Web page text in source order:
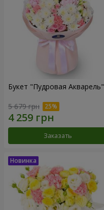
Букет "Пудровая Акварель"
5 679 грн
Заказать